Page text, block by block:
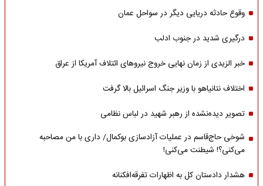
وقوع حادثه دریایی دیگر در سواحل عمان
درگیری شدید در جنوب ادلب
خبر الزیدی از زمان نهایی خروج نیروهای ائتلاف آمریکا از عراق
اختلاف نتانیاهو با وزیر جنگ اسرائیل بالا گرفت
تصویر دیده‌نشده از رهبر شهید در لباس نظامی
شوخی حاج‌قاسم در عملیات آزادسازی بوکمال/ داری با من مصاحبه‌
می‌کنی؟! شیطنت می‌کنی!
هشدار دادستان کل به اظهارات تفرقه‌افکنانه